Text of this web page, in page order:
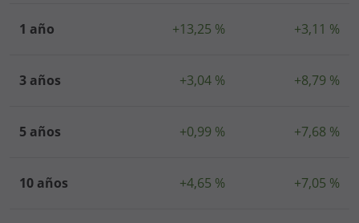
1 año +13,25 % +3,11 %
3 años +3,04 % +8,79 %
5 años +0,99 % +7,68 %
10 años +4,65 % +7,05 %